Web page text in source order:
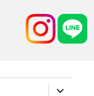
expand